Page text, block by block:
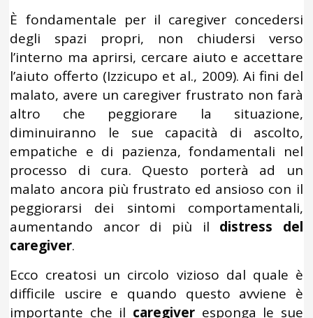
È fondamentale per il caregiver concedersi
degli spazi propri, non chiudersi verso
l’interno ma aprirsi, cercare aiuto e accettare
l’aiuto offerto (Izzicupo et al., 2009). Ai fini del
malato, avere un caregiver frustrato non farà
altro che peggiorare la situazione,
diminuiranno le sue capacità di ascolto,
empatiche e di pazienza, fondamentali nel
processo di cura. Questo porterà ad un
malato ancora più frustrato ed ansioso con il
peggiorarsi dei sintomi comportamentali,
aumentando ancor di più il distress del
caregiver.
Ecco creatosi un circolo vizioso dal quale è
difficile uscire e quando questo avviene è
importante che il caregiver esponga le sue